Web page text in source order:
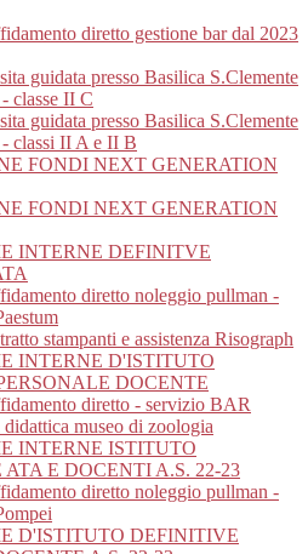
diretto gestione bar dal 2023
guidata presso Basilica S.Clemente
classe II C
guidata presso Basilica S.Clemente
classi II A e II B
FONDI NEXT GENERATION
FONDI NEXT GENERATION
INTERNE DEFINITVE
diretto noleggio pullman -
stampanti e assistenza Risograph
INTERNE D'ISTITUTO
DOCENTE
diretto - servizio BAR
museo di zoologia
INTERNE ISTITUTO
E DOCENTI A.S. 22-23
diretto noleggio pullman -
D'ISTITUTO DEFINITIVE